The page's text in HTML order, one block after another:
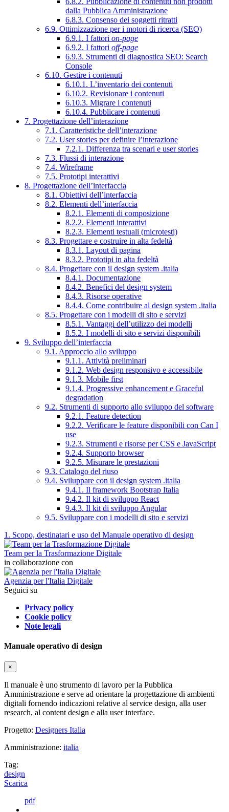
dalla Pubblica Amministrazione
6.8.3. Consenso dei soggetti ritratti
6.9. Ottimizzazione per i motori di ricerca (SEO)
6.9.1. I fattori on-page
6.9.2. I fattori off-page
6.9.3. Strumenti di diagnostica SEO: Search
Console
6.10. Gestire i contenuti
6.10.1. L’inventario dei contenuti
6.10.2. Revisionare i contenuti
6.10.3. Migrare i contenuti
6.10.4. Pubblicare i contenuti
7. Progettazione dell’interazione
7.1. Caratteristiche dell’interazione
7.2. User stories per definire l’interazione
7.2.1. Differenza tra scenari e user stories
7.3. Flussi di interazione
7.4. Wireframe
7.5. Prototipi interattivi
8. Progettazione dell’interfaccia
8.1. Obiettivi dell’interfaccia
8.2. Elementi dell’interfaccia
8.2.1. Elementi di composizione
8.2.2. Elementi interattivi
8.2.3. Elementi testuali (microtesti)
8.3. Progettare e costruire in alta fedeltà
8.3.1. Layout di pagina
8.3.2. Prototipi in alta fedeltà
8.4. Progettare con il design system .italia
8.4.1. Documentazione
8.4.2. Benefici del design system
8.4.3. Risorse operative
8.4.4. Come contribuire al design system .italia
8.5. Progettare con i modelli di sito e servizi
8.5.1. Vantaggi dell’utilizzo dei modelli
8.5.2. I modelli di sito e servizi disponibili
9. Sviluppo dell’interfaccia
9.1. Approccio allo sviluppo
9.1.1. Attività preliminari
9.1.2. Web design responsivo e accessibile
9.1.3. Mobile first
9.1.4. Progressive enhancement e Graceful
degradation
9.2. Strumenti di supporto allo sviluppo del software
9.2.1. Feature detection
9.2.2. Verificare le feature disponibili con Can I
use
9.2.3. Strumenti e risorse per CSS e JavaScript
9.2.4. Supporto browser
9.2.5. Misurare le prestazioni
9.3. Catalogo del riuso
9.4. Sviluppare con il design system .italia
9.4.1. Il framework Bootstrap Italia
9.4.2. Il kit di sviluppo React
9.4.3. Il kit di sviluppo Angular
9.5. Sviluppare con i modelli di sito e servizi
1. Scopo, destinatari e uso del Manuale operativo di design
Team per la Trasformazione Digitale
in collaborazione con
Agenzia per l'Italia Digitale
Seguici su
Privacy policy
Cookie policy
Note legali
Manuale operativo di design
×
Il manuale è uno strumento di lavoro per la Pubblica
Amministrazione e serve ad orientare la progettazione di ambienti
digitali fornendo indicazioni relative al service design, alla user
research, al content design e alla user interface.
Progetto: Designers Italia
Amministrazione: italia
Tag:
design
Scarica
pdf